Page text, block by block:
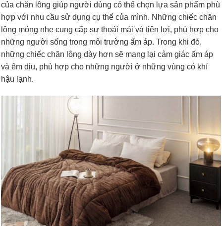
của chăn lông giúp người dùng có thể chọn lựa sản phẩm phù
hợp với nhu cầu sử dụng cụ thể của mình. Những chiếc chăn
lông mỏng nhẹ cung cấp sự thoải mái và tiện lợi, phù hợp cho
những người sống trong môi trường ấm áp. Trong khi đó,
những chiếc chăn lông dày hơn sẽ mang lại cảm giác ấm áp
và êm dịu, phù hợp cho những người ở những vùng có khí
hậu lạnh.